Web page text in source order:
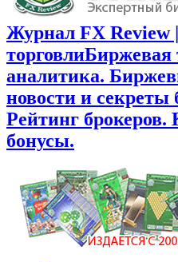
Журнал FX Review
торговлиБиржевая
аналитика.
новости и секреты
Рейтинг
бонусы.